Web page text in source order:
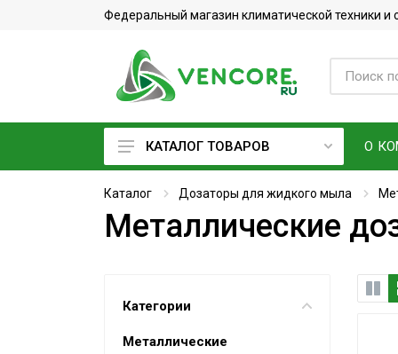
Федеральный магазин климатической техники и
Кондиционеры
Фреон
Увлажнители воздуха
Мойки воздуха
КАТАЛОГ ТОВАРОВ О
Каталог Дозаторы для жидкого мыла
Металлические
Категории
Металлические